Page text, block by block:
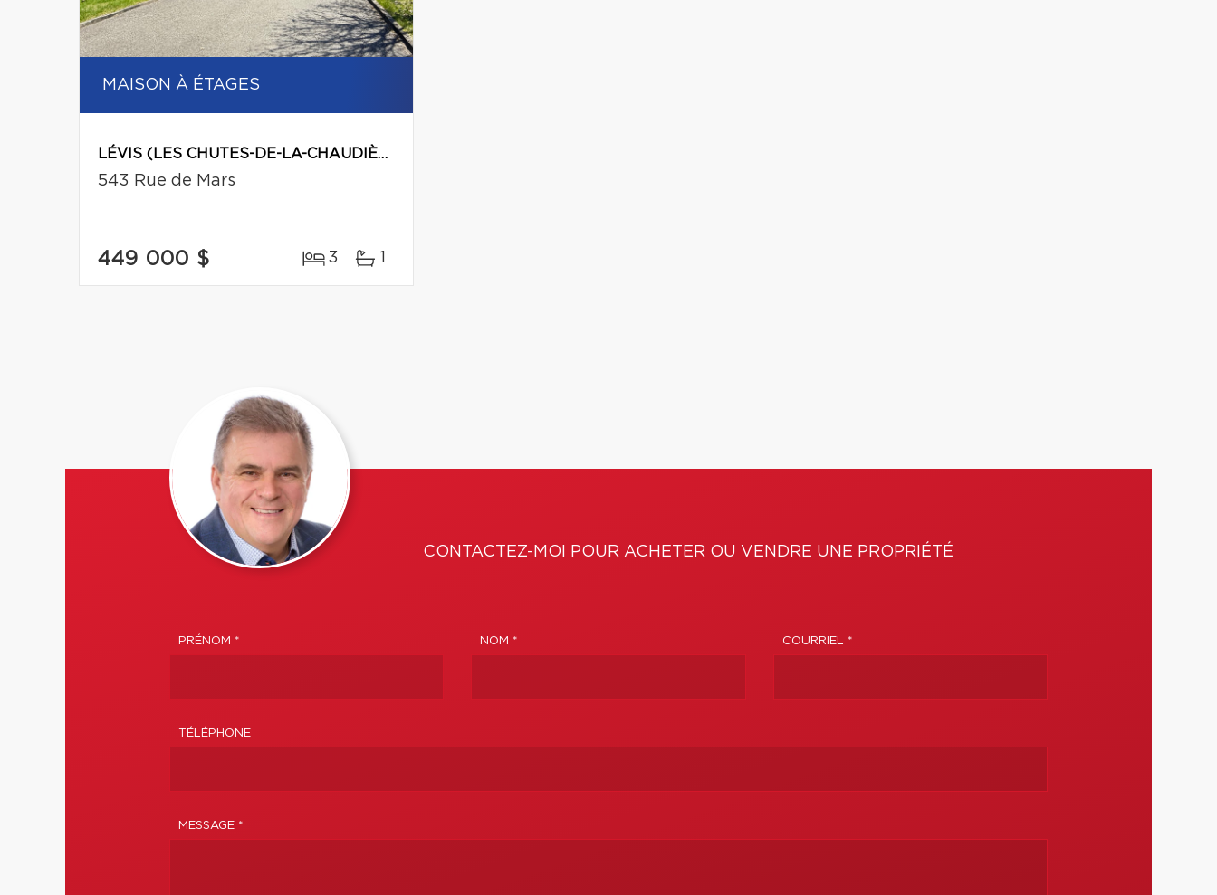
MAISON À ÉTAGES
LÉVIS (LES CHUTES-DE-LA-CHAUDIÈRE-EST)
543 Rue de Mars
449 000 $ 3 1
CONTACTEZ-MOI POUR ACHETER OU VENDRE UNE PROPRIÉTÉ
PRÉNOM * NOM * COURRIEL *
TÉLÉPHONE
MESSAGE *